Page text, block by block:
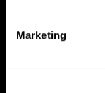
Marketing